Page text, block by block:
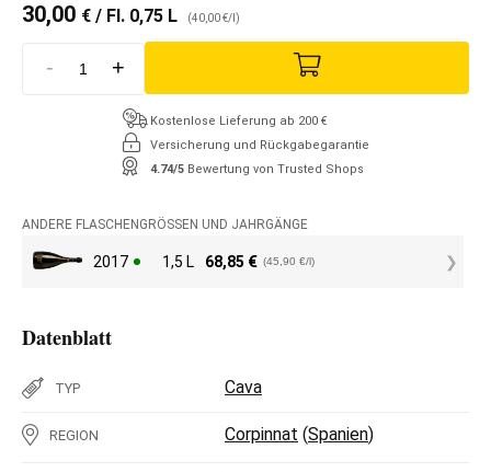
30,00 € / Fl. 0,75 L (40,00 €/l)
- +
Kostenlose Lieferung ab 200 €
Versicherung und Rückgabegarantie
4.74/5 Bewertung von Trusted Shops
ANDERE FLASCHENGRÖSSEN UND JAHRGÄNGE
2017 1,5 L 68,85 € (45,90 €/l)
Datenblatt
TYP Cava
REGION Corpinnat (Spanien)